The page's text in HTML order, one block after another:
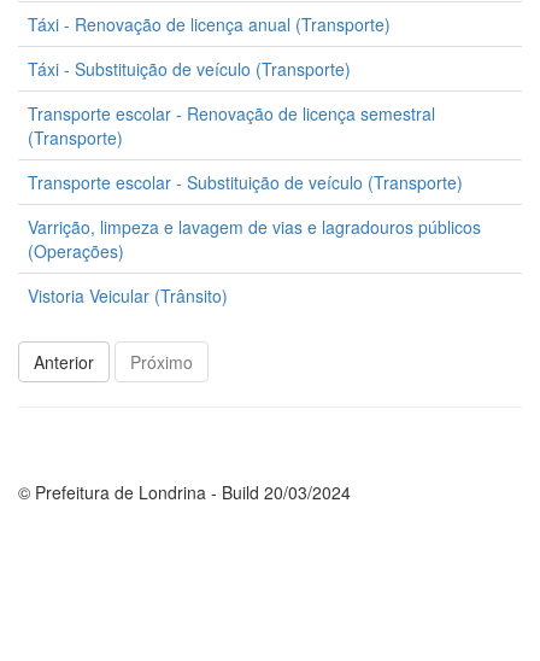
Táxi - Renovação de licença anual (Transporte)
Táxi - Substituição de veículo (Transporte)
Transporte escolar - Renovação de licença semestral
(Transporte)
Transporte escolar - Substituição de veículo (Transporte)
Varrição, limpeza e lavagem de vias e lagradouros públicos
(Operações)
Vistoria Veicular (Trânsito)
Anterior Próximo
© Prefeitura de Londrina - Build 20/03/2024